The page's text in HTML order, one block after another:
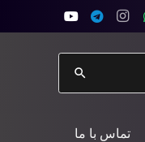
search
تماس با ما